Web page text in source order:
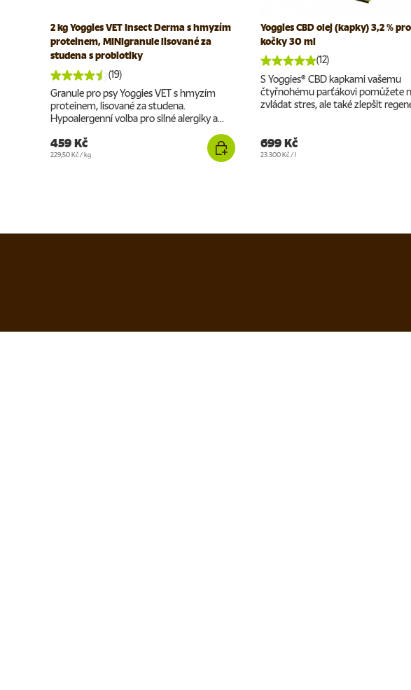
2 kg Yoggies VET Insect Derma s hmyzím
proteinem, MINIgranule lisované za
studena s probiotiky
(19)
Granule pro psy Yoggies VET s hmyzím
proteinem, lisované za studena.
Hypoalergenní volba pro silné alergiky a...
459 Kč
Cena za jednotku
229,50 Kč/kg
Yoggies CBD olej (kapky) 3,2 %
kočky 30 ml
(12)
S Yoggies® CBD kapkami vašemu
čtyřnohému parťákovi pomůžete
zvládat stres, ale také zlepšit
699 Kč
Cena za jednotku
23.300 Kč/l